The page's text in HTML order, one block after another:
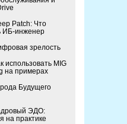
Patch: Что
ИБ-инженер
зрелость
использовать MIG
на примерах
Будущего
ЭДО:
на практике